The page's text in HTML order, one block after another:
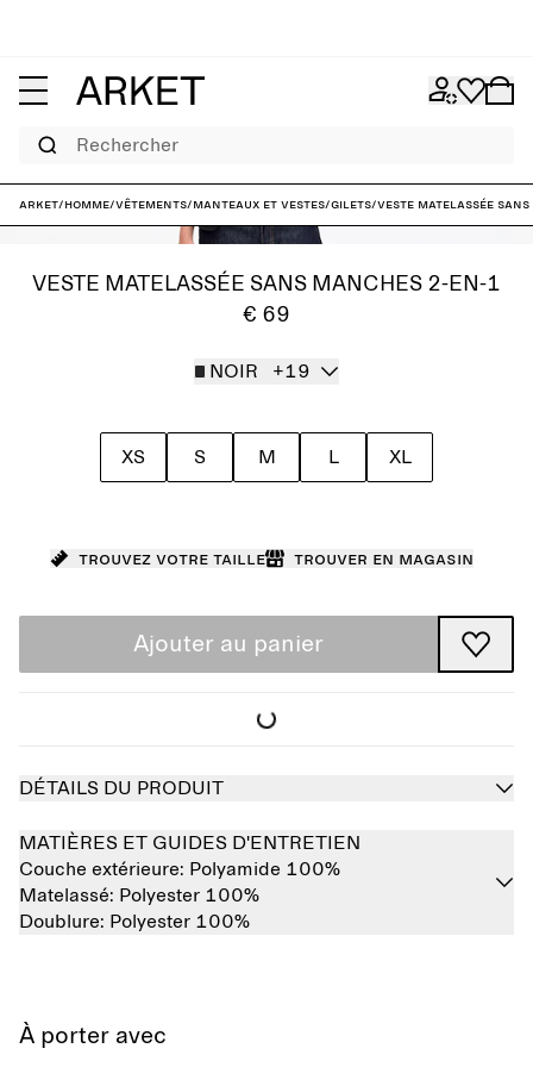
Rechercher
ARKET/Homme/Vêtements/Manteaux et vestes/Gilets/Veste matelassée
VESTE MATELASSÉE SANS MANCHES 2-EN-1
€ 69
NOIR +19
XS S M L XL
Trouvez votre taille Trouver en magasin
Ajouter au panier
DÉTAILS DU PRODUIT
MATIÈRES ET GUIDES D'ENTRETIEN
Couche extérieure: Polyamide 100%
Matelassé: Polyester 100%
Doublure: Polyester 100%
À porter avec